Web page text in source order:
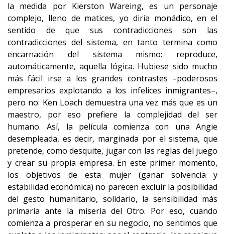
la medida por Kierston Wareing, es un personaje
complejo, lleno de matices, yo diría monádico, en el
sentido de que sus contradicciones son las
contradicciones del sistema, en tanto termina como
encarnación del sistema mismo: reproduce,
automáticamente, aquella lógica. Hubiese sido mucho
más fácil irse a los grandes contrastes –poderosos
empresarios explotando a los infelices inmigrantes–,
pero no: Ken Loach demuestra una vez más que es un
maestro, por eso prefiere la complejidad del ser
humano. Así, la película comienza con una Angie
desempleada, es decir, marginada por el sistema, que
pretende, como desquite, jugar con las reglas del juego
y crear su propia empresa. En este primer momento,
los objetivos de esta mujer (ganar solvencia y
estabilidad económica) no parecen excluir la posibilidad
del gesto humanitario, solidario, la sensibilidad más
primaria ante la miseria del Otro. Por eso, cuando
comienza a prosperar en su negocio, no sentimos que